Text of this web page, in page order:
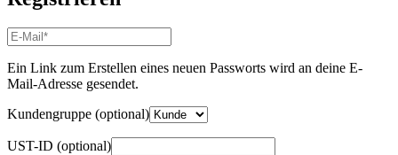
E-
Mail-
Adresse*
Erforderlich
Ein Link zum Erstellen eines neuen Passworts wird an deine E-
Mail-Adresse gesendet.
Kundengruppe (optional)
UST-ID (optional)